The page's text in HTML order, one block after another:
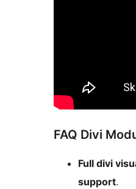
FAQ Divi
Full divi
support.